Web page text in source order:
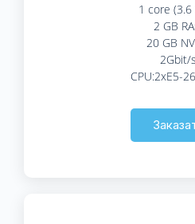
1 core (3.6
2 GB
20 GB
2Gbit/s
CPU:2xE5-